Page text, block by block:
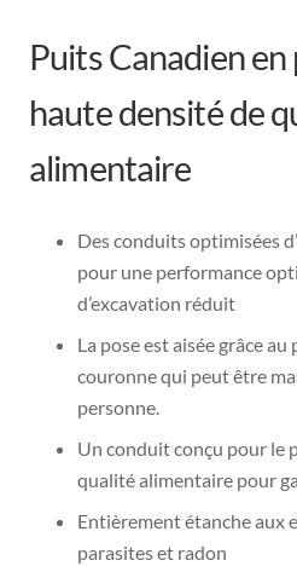
Puits Canadien
haute densité de
alimentaire
Des conduits optimisées
pour une performance
d’excavation réduit
La pose est aisée grâce
couronne qui peut être
personne.
Un conduit conçu pour le
qualité alimentaire pour
Entièrement étanche aux
parasites et radon